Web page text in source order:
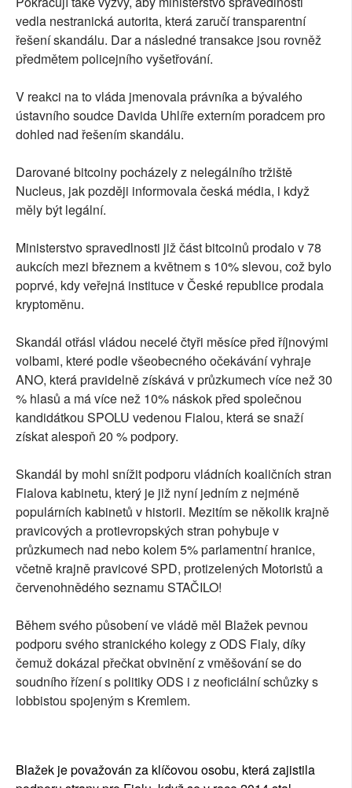
vedla nestranická autorita, která zaručí transparentní
řešení skandálu. Dar a následné transakce jsou rovněž
předmětem policejního vyšetřování.
V reakci na to vláda jmenovala právníka a bývalého
ústavního soudce Davida Uhlíře externím poradcem pro
dohled nad řešením skandálu.
Darované bitcoiny pocházely z nelegálního tržiště
Nucleus, jak později informovala česká média, i když
měly být legální.
Ministerstvo spravedlnosti již část bitcoinů prodalo v 78
aukcích mezi březnem a květnem s 10% slevou, což bylo
poprvé, kdy veřejná instituce v České republice prodala
kryptoměnu.
Skandál otřásl vládou necelé čtyři měsíce před říjnovými
volbami, které podle všeobecného očekávání vyhraje
ANO, která pravidelně získává v průzkumech více než 30
% hlasů a má více než 10% náskok před společnou
kandidátkou SPOLU vedenou Fialou, která se snaží
získat alespoň 20 % podpory.
Skandál by mohl snížit podporu vládních koaličních stran
Fialova kabinetu, který je již nyní jedním z nejméně
populárních kabinetů v historii. Mezitím se několik krajně
pravicových a protievropských stran pohybuje v
průzkumech nad nebo kolem 5% parlamentní hranice,
včetně krajně pravicové SPD, protizelených Motoristů a
červenohnědého seznamu STAČILO!
Během svého působení ve vládě měl Blažek pevnou
podporu svého stranického kolegy z ODS Fialy, díky
čemuž dokázal přečkat obvinění z vměšování se do
soudního řízení s politiky ODS i z neoficiální schůzky s
lobbistou spojeným s Kremlem.
Blažek je považován za klíčovou osobu, která zajistila